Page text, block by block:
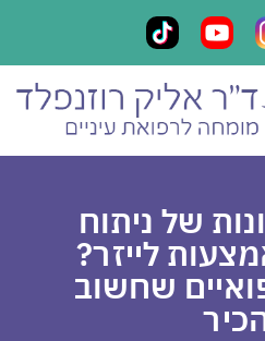
של ניתוח
לייזר?
שחשוב